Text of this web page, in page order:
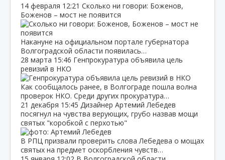
14 февраля 12:21 Сколько ни говори: Боженов,
Боженов – мост не появится
Накануне на официальном портале губернатора
Волгоградской области появилась…
28 марта 15:46 Генпрокуратура объявила цель
ревизий в НКО
Как сообщалось ранее, в Волгограде пошла волна
проверок НКО. Среди других прокуратура…
21 декабря 15:45 Дизайнер Артемий Лебедев
посягнул на чувства верующих, грубо назвав мощи
святых "коробкой с перхотью"
В РПЦ призвали проверить слова Лебедева о мощах
святых на предмет оскорбления чувств…